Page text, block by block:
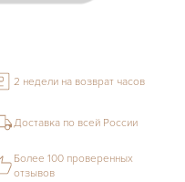
2 недели на возврат часов
Доставка по всей России
Более 100 проверенных
отзывов